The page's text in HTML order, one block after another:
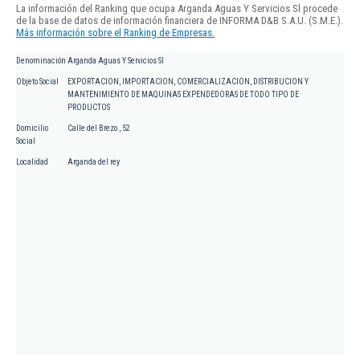
La información del Ranking que ocupa Arganda Aguas Y Servicios Sl procede
de la base de datos de información financiera de INFORMA D&B S.A.U. (S.M.E.).
Más información sobre el Ranking de Empresas.
Denominación Arganda Aguas Y Servicios Sl
Objeto Social
EXPORTACION, IMPORTACION, COMERCIALIZACION, DISTRIBUCION Y
MANTENIMIENTO DE MAQUINAS EXPENDEDORAS DE TODO TIPO DE
PRODUCTOS
Domicilio
Social
Calle del Brezo , 52
Localidad Arganda del rey